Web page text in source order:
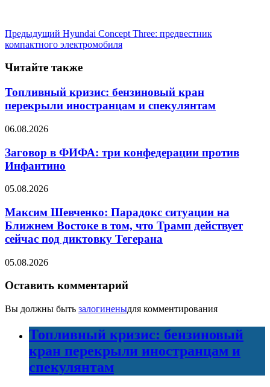
Предыдущий Hyundai Concept Three: предвестник
компактного электромобиля
Читайте также
Топливный кризис: бензиновый кран
перекрыли иностранцам и спекулянтам
06.08.2026
Заговор в ФИФА: три конфедерации против
Инфантино
05.08.2026
Максим Шевченко: Парадокс ситуации на
Ближнем Востоке в том, что Трамп действует
сейчас под диктовку Тегерана
05.08.2026
Оставить комментарий
Вы должны быть залогиненыдля комментирования
Топливный кризис: бензиновый
кран перекрыли иностранцам и
спекулянтам